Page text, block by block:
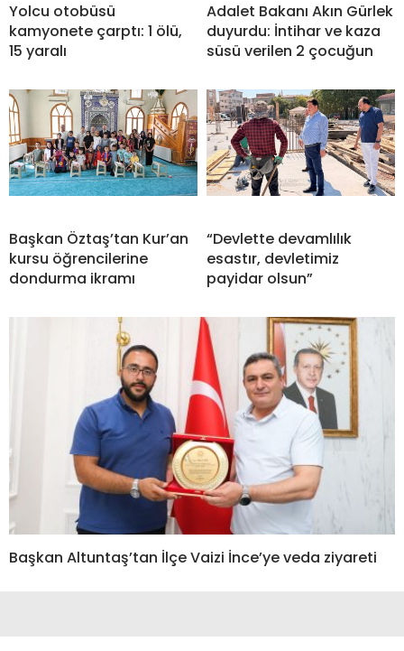
Yolcu otobüsü
kamyonete çarptı: 1 ölü,
15 yaralı
Adalet Bakanı Akın Gürlek
duyurdu: İntihar ve kaza
süsü verilen 2 çocuğun
Başkan Öztaş’tan Kur’an
kursu öğrencilerine
dondurma ikramı
“Devlette devamlılık
esastır, devletimiz
payidar olsun”
Başkan Altuntaş’tan İlçe Vaizi İnce’ye veda ziyareti